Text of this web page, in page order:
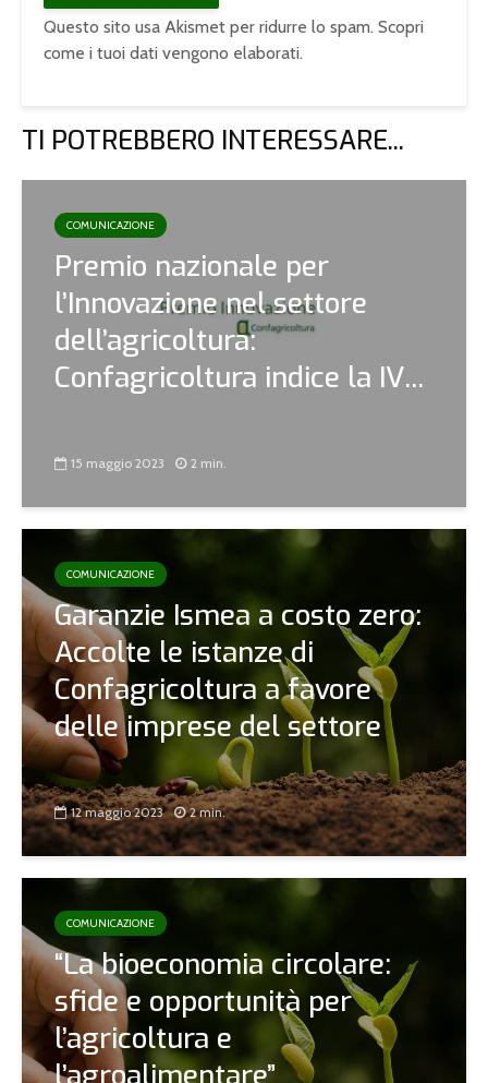
Questo sito usa Akismet per ridurre lo spam. Scopri
come i tuoi dati vengono elaborati.
TI POTREBBERO INTERESSARE...
COMUNICAZIONE
Premio nazionale per
l’Innovazione nel settore
dell’agricoltura:
Confagricoltura indice la IV...
15 maggio 2023 2 min.
COMUNICAZIONE
Garanzie Ismea a costo zero:
Accolte le istanze di
Confagricoltura a favore
delle imprese del settore
12 maggio 2023 2 min.
COMUNICAZIONE
“La bioeconomia circolare:
sfide e opportunità per
l’agricoltura e